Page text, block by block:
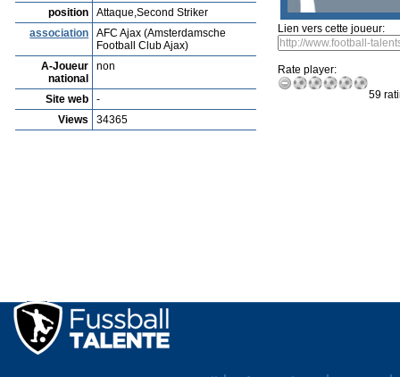
position
Attaque,Second Striker
association
AFC Ajax (Amsterdamsche
Football Club Ajax)
A-Joueur
national
non
Site web
-
Views
34365
Lien vers cette joueur:
Rate player:
59